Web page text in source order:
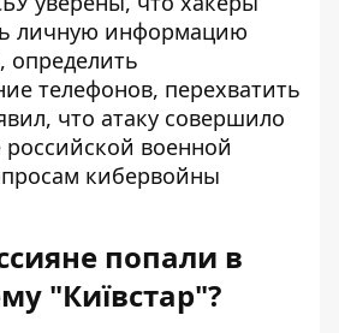
личную информацию
определить
телефонов, перехватить
что атаку совершило
российской военной
кибервойны
попали в
"Київстар"?